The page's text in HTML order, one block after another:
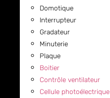
Domotique
Interrupteur
Gradateur
Minuterie
Plaque
Boitier
Contrôle ventilateur
Cellule photoélectrique